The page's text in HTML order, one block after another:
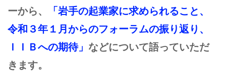
ーから、
「岩手の起業家に求められること、
令和３年１月からのフォーラムの振り返り、
ＩＩＢへの期待」 などについて語っていただ
きます。